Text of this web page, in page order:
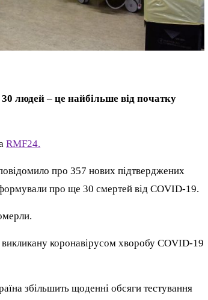
людей – це найбільше від початку
RMF24.
про 357 нових підтверджених
про ще 30 смертей від COVID-19.
коронавірусом хворобу COVID-19
збільшить щоденні обсяги тестування